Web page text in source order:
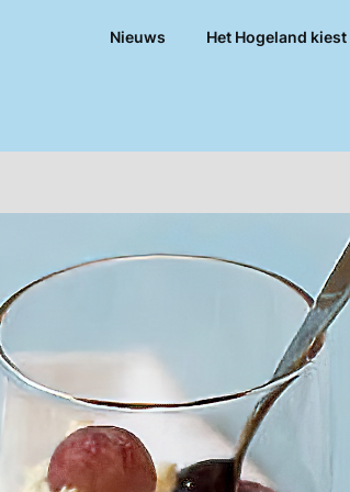
Nieuws Het Hogeland kiest